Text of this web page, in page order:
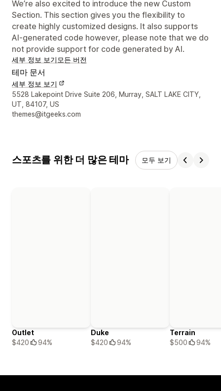
We’re also excited to introduce the new Custom
Section. This section gives you the flexibility to
create highly customized designs. It also supports
AI-generated code however, please note that we do
not provide support for code generated by AI.
세부 정보 보기 모든 버전
테마 문서
세부 정보 보기
디자이너 연락처 세부 정보
5528 Lakepoint Drive Suite 206, Murray, SALT LAKE CITY,
UT, 84107, US
themes@itgeeks.com
스포츠를 위한 더 많은 테마 모두 보기
Outlet
$420
94%
Duke
$420
94%
Terrain
$500
94%